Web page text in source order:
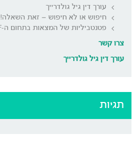
עורך דין גיל גולדרייך
חיפוש או לא חיפוש – זאת השאלה!
פטנטביליות של המצאות בתחום ה-RF ומיקרוגל
צרו קשר
עורך דין גיל גולדרייך
תגיות